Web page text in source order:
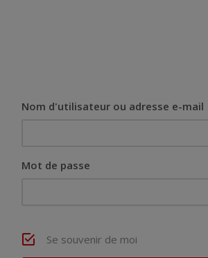
Nom d'utilisateur ou adresse e-mail
Mot de passe
Se souvenir de moi